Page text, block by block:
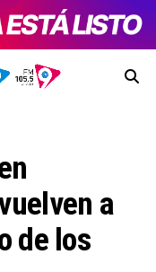
a
de los